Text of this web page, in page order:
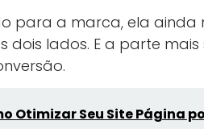
para a marca, ela ainda
lados. E a parte
Otimizar Seu Site Página